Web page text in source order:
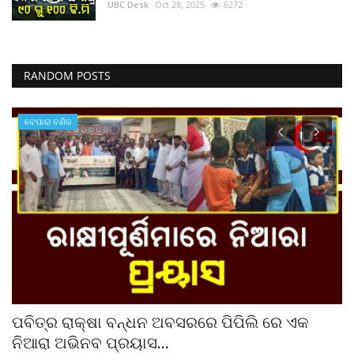
UBC Desk Oct 28, 2025 6272
RANDOM POSTS
ବେପାର ବଣିଜ
ପବିତ୍ର ରାକ୍ଷା ବନ୍ଧନ ଅବସରରେ ପିପିଲି ରେ ଏକ
ନିଆରା ଅଭିନବ ପ୍ରୟାସ...